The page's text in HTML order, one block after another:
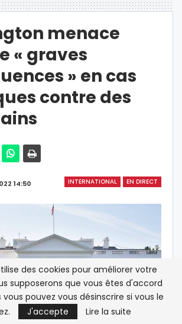
menace
« graves
» en cas
contre des
INTERNATIONAL EN DIRECT
14:50
des cookies pour améliorer votre
supposerons que vous êtes d'accord
pouvez vous désinscrire si vous le
J'accepte Lire la suite